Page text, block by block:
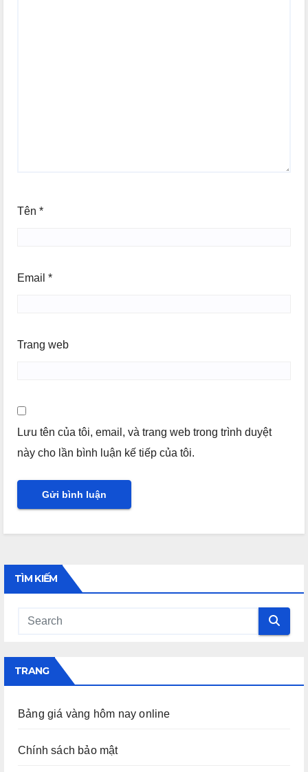
Tên *
Email *
Trang web
Lưu tên của tôi, email, và trang web trong trình duyệt
này cho lần bình luận kế tiếp của tôi.
TÌM KIẾM
TRANG
Bảng giá vàng hôm nay online
Chính sách bảo mật